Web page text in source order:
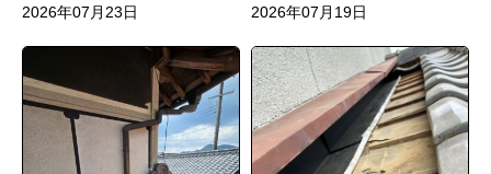
2026年07月23日 2026年07月19日